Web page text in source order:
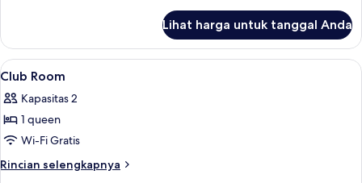
Suite,
pemandangan
kota
Lihat harga untuk tanggal Anda
Lihat
semua
foto
untuk
Club
Room
Seprai antialergi, brankas, meja
2
Club Room
Kapasitas 2
1 queen
Wi-Fi Gratis
Rincian selengkapnya
Rincian